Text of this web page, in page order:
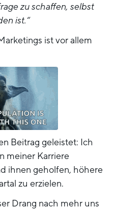
zu schaffen, selbst
ist.“
ist vor allem
Beitrag geleistet: Ich
meiner Karriere
ihnen geholfen, höhere
zu erzielen.
Drang nach mehr uns